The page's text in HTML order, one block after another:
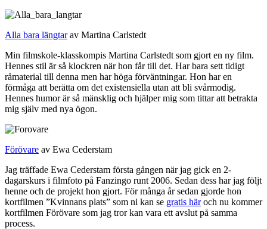
Alla bara längtarav Martina Carlstedt
Min filmskole-klasskompis Martina Carlstedt som gjort en ny film.
Hennes stil är så klockren när hon får till det. Har bara sett tidigt
råmaterial till denna men har höga förväntningar. Hon har en
förmåga att berätta om det existensiella utan att bli svårmodig.
Hennes humor är så mänsklig och hjälper mig som tittar att betrakta
mig själv med nya ögon.
Förövare av Ewa Cederstam
Jag träffade Ewa Cederstam första gången när jag gick en 2-
dagarskurs i filmfoto på Fanzingo runt 2006. Sedan dess har jag följt
henne och de projekt hon gjort. För många år sedan gjorde hon
kortfilmen ”Kvinnans plats” som ni kan se gratis häroch nu kommer
kortfilmen Förövare som jag tror kan vara ett avslut på samma
process.